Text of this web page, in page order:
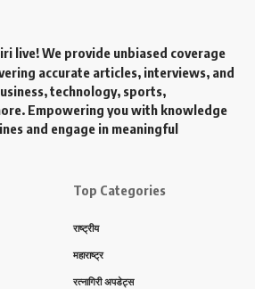
live! We provide unbiased coverage
accurate articles, interviews, and
technology, sports,
Empowering you with knowledge
and engage in meaningful
Top Categories
राष्ट्रीय
महाराष्ट्र
रत्नागिरी अपडेट्स